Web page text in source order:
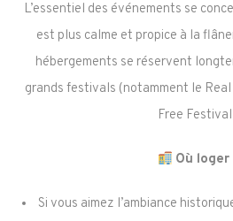
L’essentiel des événements se
est plus calme et propice à la
hébergements se réservent
grands festivals (notamment le
Free
Où loger
Si vous aimez l’ambiance